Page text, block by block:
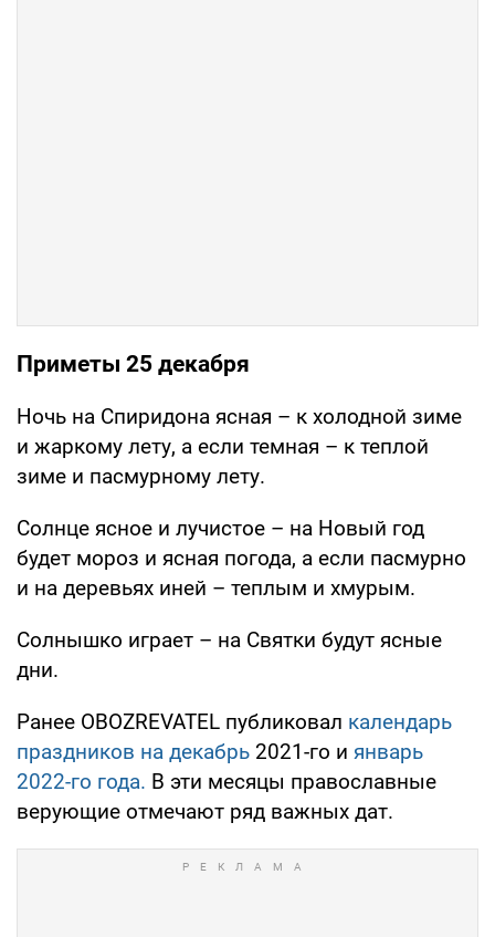
Приметы 25 декабря
Ночь на Спиридона ясная – к холодной зиме
и жаркому лету, а если темная – к теплой
зиме и пасмурному лету.
Солнце ясное и лучистое – на Новый год
будет мороз и ясная погода, а если пасмурно
и на деревьях иней – теплым и хмурым.
Солнышко играет – на Святки будут ясные
дни.
Ранее OBOZREVATEL публиковал календарь
праздников на декабрь 2021-го и январь
2022-го года. В эти месяцы православные
верующие отмечают ряд важных дат.